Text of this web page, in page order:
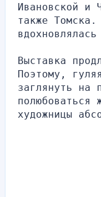
Ивановской и
также Томска.
Выставка
Поэтому,
заглянуть на
полюбоваться
художницы